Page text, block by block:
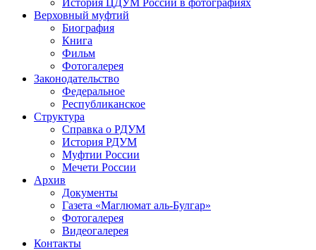
История ЦДУМ России в фотографиях
Верховный муфтий
Биография
Книга
Фильм
Фотогалерея
Законодательство
Федеральное
Республиканское
Структура
Справка о РДУМ
История РДУМ
Муфтии России
Мечети России
Архив
Документы
Газета «Маглюмат аль-Булгар»
Фотогалерея
Видеогалерея
Контакты